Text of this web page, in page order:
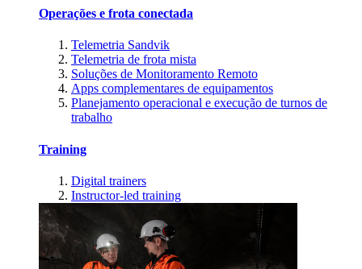
Operações e frota conectada
Telemetria Sandvik
Telemetria de frota mista
Soluções de Monitoramento Remoto
Apps complementares de equipamentos
Planejamento operacional e execução de turnos de
trabalho
Training
Digital trainers
Instructor-led training